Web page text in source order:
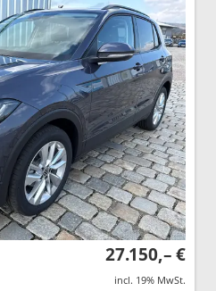
27.150,– €
incl. 19% MwSt.